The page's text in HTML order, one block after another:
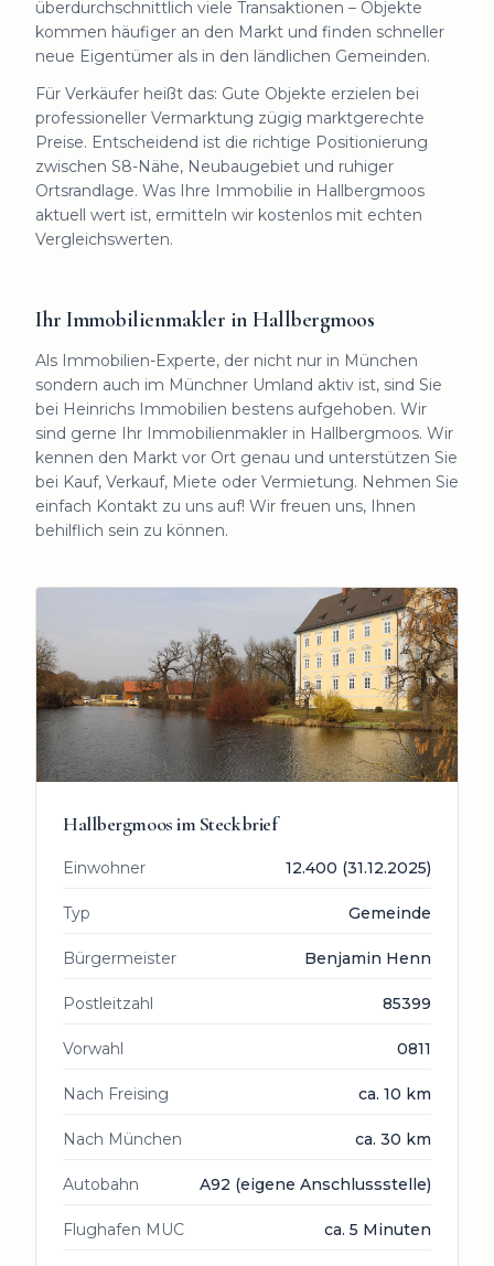
überdurchschnittlich viele Transaktionen – Objekte
kommen häufiger an den Markt und finden schneller
neue Eigentümer als in den ländlichen Gemeinden.
Für Verkäufer heißt das: Gute Objekte erzielen bei
professioneller Vermarktung zügig marktgerechte
Preise. Entscheidend ist die richtige Positionierung
zwischen S8-Nähe, Neubaugebiet und ruhiger
Ortsrandlage. Was Ihre Immobilie in Hallbergmoos
aktuell wert ist, ermitteln wir kostenlos mit echten
Vergleichswerten.
Ihr Immobilienmakler in Hallbergmoos
Als Immobilien-Experte, der nicht nur in München
sondern auch im Münchner Umland aktiv ist, sind Sie
bei Heinrichs Immobilien bestens aufgehoben. Wir
sind gerne Ihr Immobilienmakler in Hallbergmoos. Wir
kennen den Markt vor Ort genau und unterstützen Sie
bei Kauf, Verkauf, Miete oder Vermietung. Nehmen Sie
einfach Kontakt zu uns auf! Wir freuen uns, Ihnen
behilflich sein zu können.
Hallbergmoosim Steckbrief
Einwohner 12.400 (31.12.2025)
Typ Gemeinde
Bürgermeister Benjamin Henn
Postleitzahl 85399
Vorwahl 0811
Nach Freising ca. 10 km
Nach München ca. 30 km
Autobahn A92 (eigene Anschlussstelle)
Flughafen MUC ca. 5 Minuten